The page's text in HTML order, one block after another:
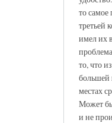
то самое
третьей
имел их
то, что
большей
местах
Может
и не